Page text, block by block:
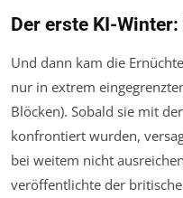
Der erste KI-
Und dann kam die
nur in extrem
Blöcken). Sobald sie mit
konfrontiert wurden,
bei weitem nicht
veröffentlichte der